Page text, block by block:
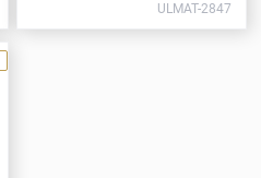
ULMAT-2847